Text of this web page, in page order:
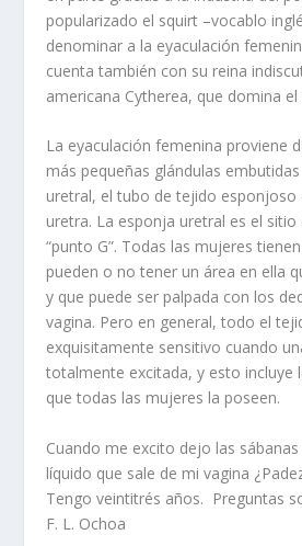
popularizado el squirt –vocablo
denominar a la eyaculación
cuenta también con su reina
americana Cytherea, que domina el
La eyaculación femenina proviene
más pequeñas glándulas
uretral, el tubo de tejido esponjoso
uretra. La esponja uretral es el sitio
“punto G”. Todas las mujeres
pueden o no tener un área en ella
y que puede ser palpada con los
vagina. Pero en general, todo el
exquisitamente sensitivo cuando
totalmente excitada, y esto incluye
que todas las mujeres la poseen.
Cuando me excito dejo las
líquido que sale de mi vagina
Tengo veintitrés años. Preguntas
F. L. Ochoa